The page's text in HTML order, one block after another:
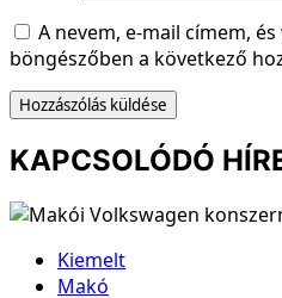
A nevem, e-mail címem,
böngészőben a következő
KAPCSOLÓDÓ
Kiemelt
Makó